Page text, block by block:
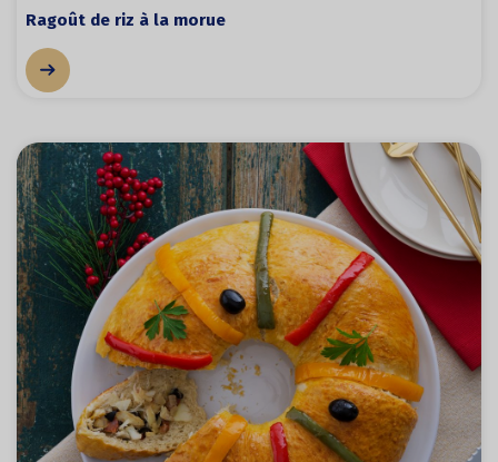
Ragoût de riz à la morue